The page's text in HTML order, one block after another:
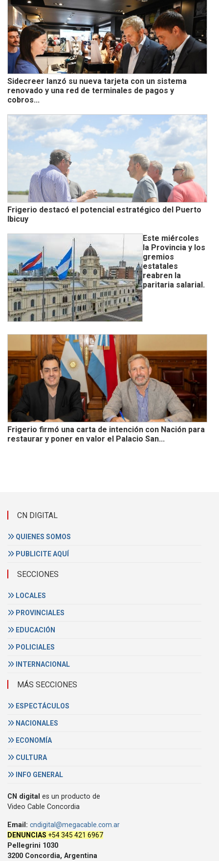
Sidecreer lanzó su nueva tarjeta con un sistema
renovado y una red de terminales de pagos y
cobros...
Frigerio destacó el potencial estratégico del Puerto
Ibicuy
Este miércoles
la Provincia y los
gremios
estatales
reabren la
paritaria salarial.
Frigerio firmó una carta de intención con Nación para
restaurar y poner en valor el Palacio San...
CN DIGITAL
QUIENES SOMOS
PUBLICITE AQUÍ
SECCIONES
LOCALES
PROVINCIALES
EDUCACIÓN
POLICIALES
INTERNACIONAL
MÁS SECCIONES
ESPECTÁCULOS
NACIONALES
ECONOMÍA
CULTURA
INFO GENERAL
CN digital es un producto de
Video Cable Concordia
Email: cndigital@megacable.com.ar
DENUNCIAS +54 345 421 6967
Pellegrini 1030
3200 Concordia, Argentina